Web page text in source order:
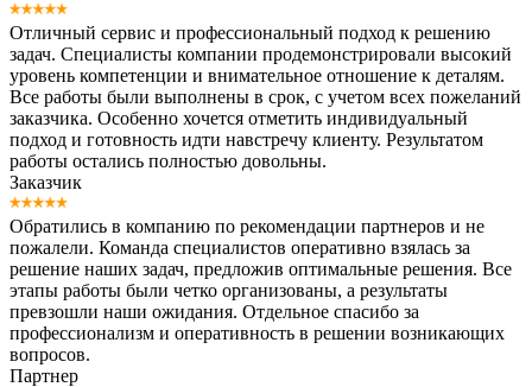
Отличный сервис и профессиональный подход к решению
задач. Специалисты компании продемонстрировали высокий
уровень компетенции и внимательное отношение к деталям.
Все работы были выполнены в срок, с учетом всех пожеланий
заказчика. Особенно хочется отметить индивидуальный
подход и готовность идти навстречу клиенту. Результатом
работы остались полностью довольны.
Заказчик
Обратились в компанию по рекомендации партнеров и не
пожалели. Команда специалистов оперативно взялась за
решение наших задач, предложив оптимальные решения. Все
этапы работы были четко организованы, а результаты
превзошли наши ожидания. Отдельное спасибо за
профессионализм и оперативность в решении возникающих
вопросов.
Партнер